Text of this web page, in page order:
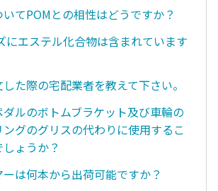
てPOMとの相性はどうですか？
にエステル化合物は含まれています
た際の宅配業者を教えて下さい。
ダルのボトムブラケット及び車輪の
グのグリスの代わりに使用するこ
ょうか？
は何本から出荷可能ですか？